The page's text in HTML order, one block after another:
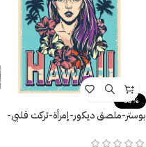
-53%
بوستر-ملصق ديكور-إمرأة-تركت قلبي-